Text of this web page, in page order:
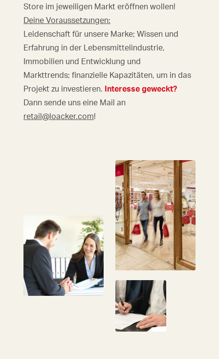
Store im jeweiligen Markt eröffnen wollen!
Deine Voraussetzungen:
Leidenschaft für unsere Marke; Wissen und
Erfahrung in der Lebensmittelindustrie,
Immobilien und Entwicklung und
Markttrends; finanzielle Kapazitäten, um in das
Projekt zu investieren. Interesse geweckt?
Dann sende uns eine Mail an
retail@loacker.com!